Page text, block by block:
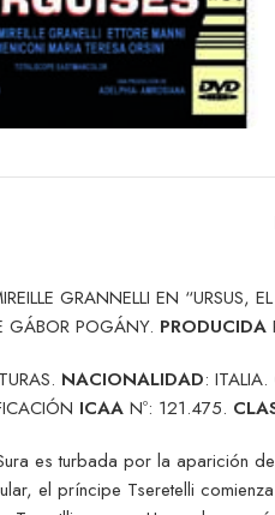
GRANNELLI EN “URSUS,
GÁBOR POGÁNY. PRODUCIDA
NACIONALIDAD: ITALIA.
ICAA Nº: 121.475.
es turbada por la aparición
el príncipe Tseretelli